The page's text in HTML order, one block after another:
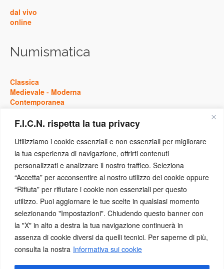
F.I.C.N. rispetta la tua privacy
Utilizziamo i cookie essenziali e non essenziali per migliorare
la tua esperienza di navigazione, offrirti contenuti
personalizzati e analizzare il nostro traffico. Seleziona
“Accetta” per acconsentire al nostro utilizzo dei cookie oppure
“Rifiuta” per rifiutare i cookie non essenziali per questo
utilizzo. Puoi aggiornare le tue scelte in qualsiasi momento
selezionando "Impostazioni". Chiudendo questo banner con
la "X" in alto a destra la tua navigazione continuerà in
assenza di cookie diversi da quelli tecnici. Per saperne di più,
consulta la nostra Informativa sui cookie
dal vivo
online
Numismatica
Classica
Medievale - Moderna
Contemporanea
Storia
Medievale-Moderna
Contemporanea
Eventi
Concorsi -Conferenze
Congressi-Convegni